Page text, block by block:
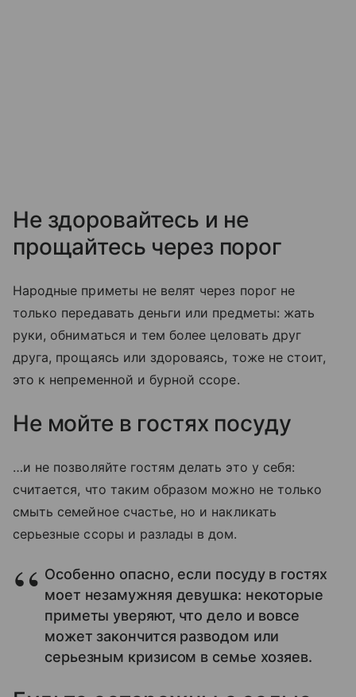
Не здоровайтесь и не
прощайтесь через порог
Народные приметы не велят через порог не
только передавать деньги или предметы: жать
руки, обниматься и тем более целовать друг
друга, прощаясь или здороваясь, тоже не стоит,
это к непременной и бурной ссоре.
Не мойте в гостях посуду
…и не позволяйте гостям делать это у себя:
считается, что таким образом можно не только
смыть семейное счастье, но и накликать
серьезные ссоры и разлады в дом.
Особенно опасно, если посуду в гостях
моет незамужняя девушка: некоторые
приметы уверяют, что дело и вовсе
может закончится разводом или
серьезным кризисом в семье хозяев.